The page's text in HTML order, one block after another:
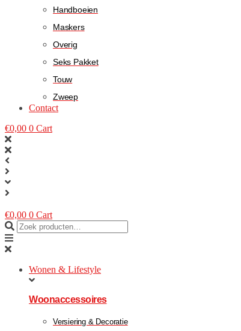
Handboeien
Maskers
Overig
Seks Pakket
Touw
Zweep
Contact
€0,00 0 Cart
€0,00 0 Cart
Wonen & Lifestyle
Woonaccessoires
Versiering & Decoratie